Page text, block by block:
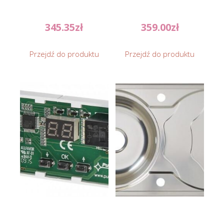
345.35zł
Przejdź do produktu
359.00zł
Przejdź do produktu